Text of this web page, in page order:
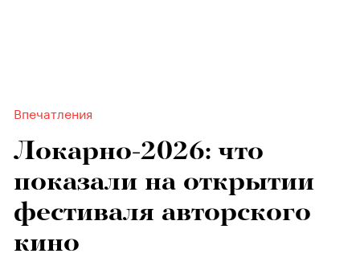
Впечатления
Локарно-2026: что
показали на открытии
фестиваля авторского
кино